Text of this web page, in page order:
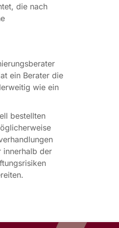
die nach
ein Berater die
wie ein
bestellten
innerhalb der